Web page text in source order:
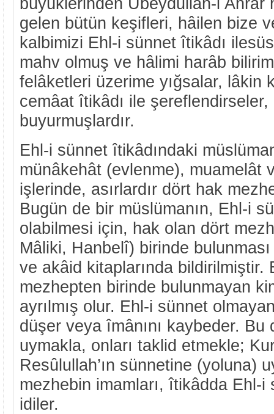
gelen bütün keşifleri, hâilen bize
kalbimizi Ehl-i sünnet îtikâdı
mahv olmuş ve hâlimi harâb
felâketleri üzerime yığsalar, lâkin
cemâat îtikâdı ile şereflendirseler,
buyurmuşlardır.
Ehl-i sünnet îtikâdındaki
münâkehât (evlenme), muamelât
işlerinde, asırlardır dört hak
Bugün de bir müslümanın, Ehl-i
olabilmesi için, hak olan dört
Mâliki, Hanbelî) birinde
ve akâid kitaplarında bildirilmiştir.
mezhepten birinde bulunmayan
ayrılmış olur. Ehl-i sünnet
düşer veya îmânını kaybeder.
uymakla, onları taklid etmekle;
Resûlullah’ın sünnetine (yoluna)
mezhebin imamları, îtikâdda Ehl-i
idiler.